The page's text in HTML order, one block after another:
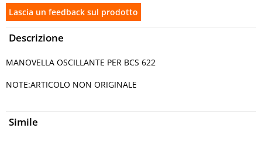
Descrizione
MANOVELLA OSCILLANTE PER BCS 622
NOTE:ARTICOLO NON ORIGINALE
Simile